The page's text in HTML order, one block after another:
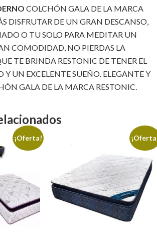
COLCHÓN GALA DE LA MARCA
DISFRUTAR DE UN GRAN DESCANSO,
O TU SOLO PARA MEDITAR UN
COMODIDAD, NO PIERDAS LA
TE BRINDA RESTONIC DE TENER EL
Y UN EXCELENTE SUEÑO. ELEGANTE Y
GALA DE LA MARCA RESTONIC.
¡Oferta!